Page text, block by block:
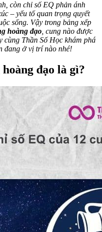
còn chỉ số EQ phản ánh
– yếu tố quan trọng quyết
sống. Vậy trong bảng xếp
hoàng đạo , cung nào được
cùng Thần Số Học khám phá
đang ở vị trí nào nhé!
đạo là gì?